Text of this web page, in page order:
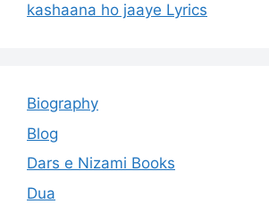
kashaana ho jaaye Lyrics
Biography
Blog
Dars e Nizami Books
Dua